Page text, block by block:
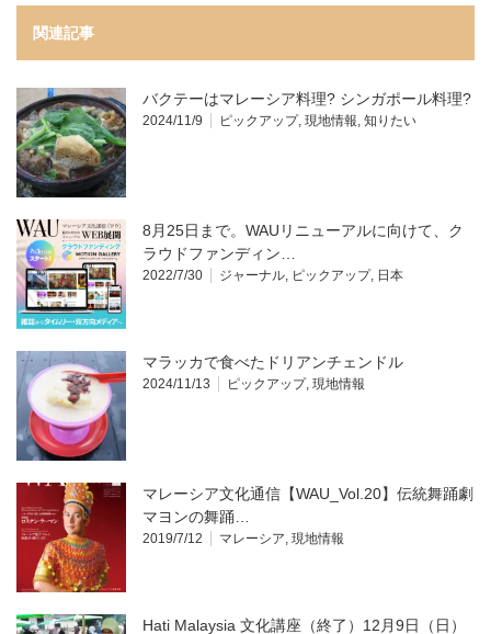
関連記事
バクテーはマレーシア料理? シンガポール料理?
2024/11/9 ピックアップ, 現地情報 知りたい
8月25日まで。WAUリニューアルに向けて、ク
ラウドファンディン…
2022/7/30 ジャーナル ピックアップ, 日本
マラッカで食べたドリアンチェンドル
2024/11/13 ピックアップ, 現地情報
マレーシア文化通信【WAU_Vol.20】伝統舞踊劇
マヨンの舞踊…
2019/7/12 マレーシア 現地情報
Hati Malaysia 文化講座（終了）12月9日（日）